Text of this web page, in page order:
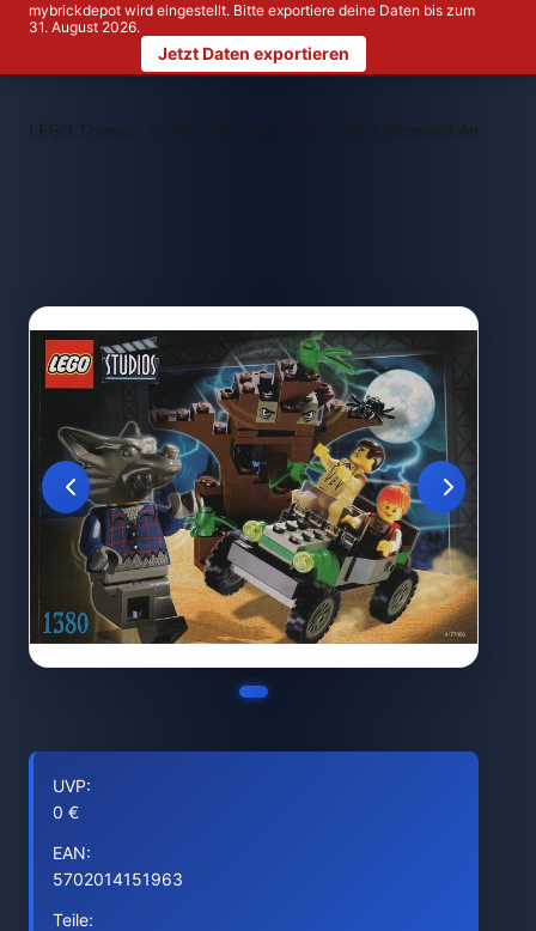
mybrickdepot wird eingestellt. Bitte exportiere deine Daten bis zum
31. August 2026.
Jetzt Daten exportieren
LEGO Themen > LEGO 1380 Werewolf Ambush
UVP:
0 €
EAN:
5702014151963
Teile: